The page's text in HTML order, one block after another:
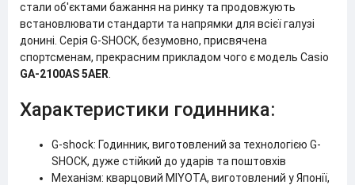
стали об'єктами бажання на ринку та продовжують
встановлювати стандарти та напрямки для всієї галузі
донині. Серія G-SHOCK, безумовно, присвячена
спортсменам, прекрасним прикладом чого є модель Casio
GA-2100AS 5AER
Характеристики годинника:
G-shock: Годинник, виготовлений за технологією G-
SHOCK, дуже стійкий до ударів та поштовхів
Механізм: кварцовий MIYOTA, виготовлений у Японії,